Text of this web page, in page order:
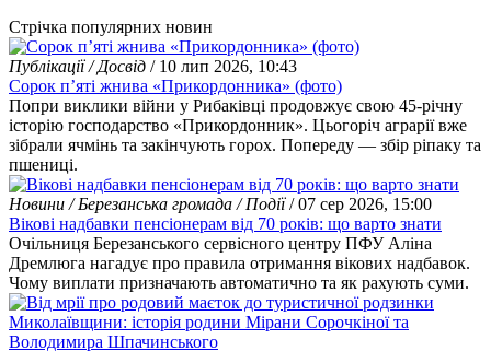
Стрічка популярних новин
Публікації / Досвід / 10 лип 2026, 10:43
Сорок п’яті жнива «Прикордонника» (фото)
Попри виклики війни у Рибаківці продовжує свою 45-річну
історію господарство «Прикордонник». Цьогоріч аграрії вже
зібрали ячмінь та закінчують горох. Попереду — збір ріпаку та
пшениці.
Новини / Березанська громада / Події/ 07 сер 2026, 15:00
Вікові надбавки пенсіонерам від 70 років: що варто знати
Очільниця Березанського сервісного центру ПФУ Аліна
Дремлюга нагадує про правила отримання вікових надбавок.
Чому виплати призначають автоматично та як рахують суми.